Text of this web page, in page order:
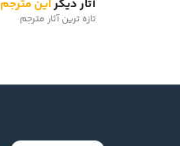
آثار دیگراین مترجم
تازه ترین آثار مترجم